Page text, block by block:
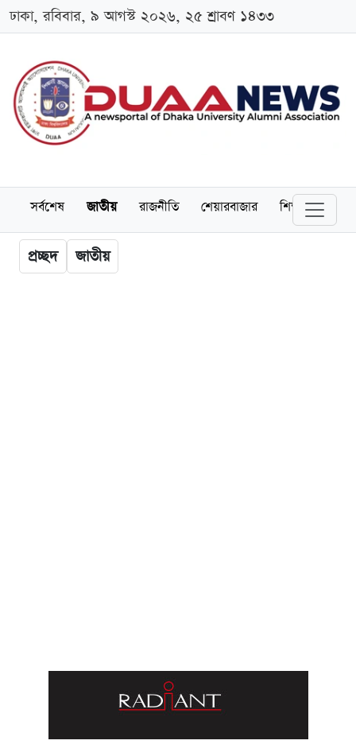
ঢাকা, রবিবার, ৯ আগস্ট ২০২৬, ২৫ শ্রাবণ ১৪৩৩
সর্বশেষ জাতীয় রাজনীতি শেয়ারবাজার শিক্ষা
প্রচ্ছদ জাতীয়